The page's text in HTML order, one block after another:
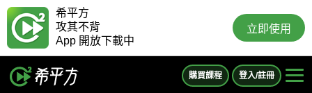
希平方
攻其不背
App 開放下載中
立即使用
購買課程 登入/註冊